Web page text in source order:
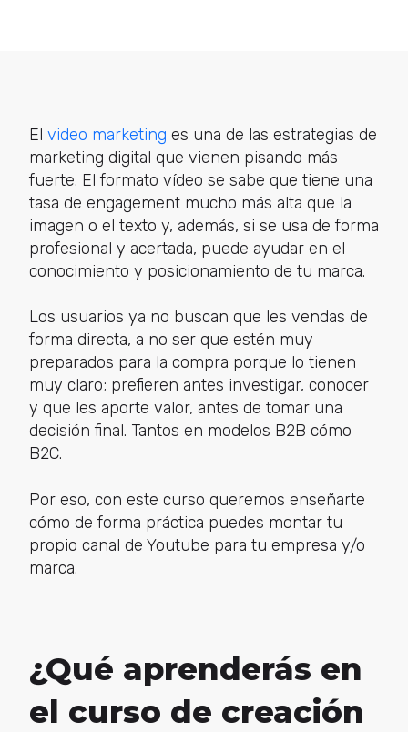
El video marketing es una de las estrategias de
marketing digital que vienen pisando más
fuerte. El formato vídeo se sabe que tiene una
tasa de engagement mucho más alta que la
imagen o el texto y, además, si se usa de forma
profesional y acertada, puede ayudar en el
conocimiento y posicionamiento de tu marca.
Los usuarios ya no buscan que les vendas de
forma directa, a no ser que estén muy
preparados para la compra porque lo tienen
muy claro; prefieren antes investigar, conocer
y que les aporte valor, antes de tomar una
decisión final. Tantos en modelos B2B cómo
B2C.
Por eso, con este curso queremos enseñarte
cómo de forma práctica puedes montar tu
propio canal de Youtube para tu empresa y/o
marca.
¿Qué aprenderás en
el curso de creación